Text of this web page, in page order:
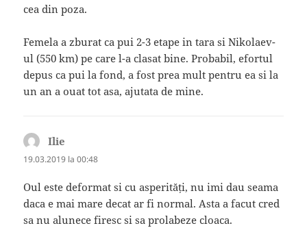
cea din poza.
Femela a zburat ca pui 2-3 etape in tara si Nikolaev-
ul (550 km) pe care l-a clasat bine. Probabil, efortul
depus ca pui la fond, a fost prea mult pentru ea si la
un an a ouat tot asa, ajutata de mine.
Ilie
19.03.2019 la 00:48
Oul este deformat si cu asperități, nu imi dau seama
daca e mai mare decat ar fi normal. Asta a facut cred
sa nu alunece firesc si sa prolabeze cloaca.